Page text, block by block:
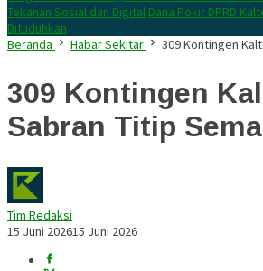
Tekanan Sosial dan Digital Dana Pokir DPRD
Dituduhkan
Beranda
Habar Sekitar 309 Kontingen
309 Kontingen
Sabran Titip
Tim Redaksi
15 Juni 202615 Juni 2026